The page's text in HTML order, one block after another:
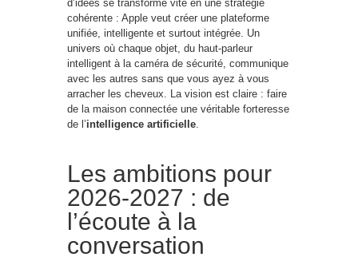
d’idées se transforme vite en une stratégie
cohérente : Apple veut créer une plateforme
unifiée, intelligente et surtout intégrée. Un
univers où chaque objet, du haut-parleur
intelligent à la caméra de sécurité, communique
avec les autres sans que vous ayez à vous
arracher les cheveux. La vision est claire : faire
de la maison connectée une véritable forteresse
de l’intelligence artificielle.
Les ambitions pour
2026-2027 : de
l’écoute à la
conversation